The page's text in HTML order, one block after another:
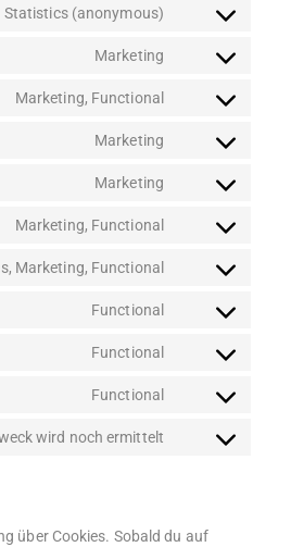
Statistics (anonymous)
Marketing
Marketing, Functional
Marketing
Marketing
Marketing, Functional
Marketing, Functional
Functional
Functional
Functional
wird noch ermittelt
über Cookies. Sobald du auf